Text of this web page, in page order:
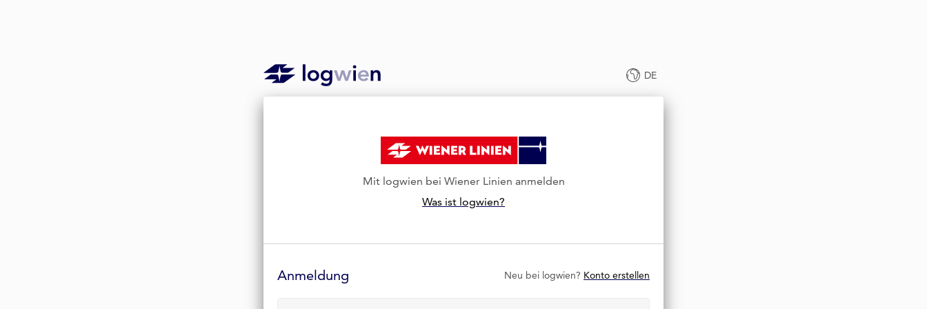
DE
Mit logwien bei Wiener Linien anmelden
Was ist logwien?
Formular
Anmeldung Neu bei logwien? Konto erstellen